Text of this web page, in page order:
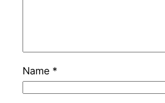
Name *